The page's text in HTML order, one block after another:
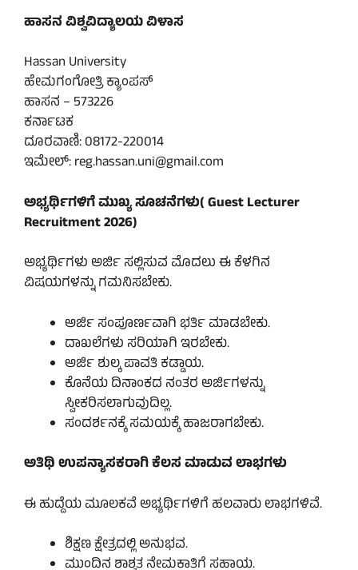
ಹಾಸನ ವಿಶ್ವವಿದ್ಯಾಲಯ ವಿಳಾಸ
Hassan University
ಹೇಮಗಂಗೋತ್ರಿ ಕ್ಯಾಂಪಸ್
ಹಾಸನ – 573226
ಕರ್ನಾಟಕ
ದೂರವಾಣಿ: 08172-220014
ಇಮೇಲ್: reg.hassan.uni@gmail.com
ಅಭ್ಯರ್ಥಿಗಳಿಗೆ ಮುಖ್ಯ ಸೂಚನೆಗಳು( Guest Lecturer
Recruitment 2026)
ಅಭ್ಯರ್ಥಿಗಳು ಅರ್ಜಿ ಸಲ್ಲಿಸುವ ಮೊದಲು ಈ ಕೆಳಗಿನ
ವಿಷಯಗಳನ್ನು ಗಮನಿಸಬೇಕು.
ಅರ್ಜಿ ಸಂಪೂರ್ಣವಾಗಿ ಭರ್ತಿ ಮಾಡಬೇಕು.
ದಾಖಲೆಗಳು ಸರಿಯಾಗಿ ಇರಬೇಕು.
ಅರ್ಜಿ ಶುಲ್ಕ ಪಾವತಿ ಕಡ್ಡಾಯ.
ಕೊನೆಯ ದಿನಾಂಕದ ನಂತರ ಅರ್ಜಿಗಳನ್ನು
ಸ್ವೀಕರಿಸಲಾಗುವುದಿಲ್ಲ.
ಸಂದರ್ಶನಕ್ಕೆ ಸಮಯಕ್ಕೆ ಹಾಜರಾಗಬೇಕು.
ಅತಿಥಿ ಉಪನ್ಯಾಸಕರಾಗಿ ಕೆಲಸ ಮಾಡುವ ಲಾಭಗಳು
ಈ ಹುದ್ದೆಯ ಮೂಲಕವೆ ಅಭ್ಯರ್ಥಿಗಳಿಗೆ ಹಲವಾರು ಲಾಭಗಳಿವೆ.
ಶಿಕ್ಷಣ ಕ್ಷೇತ್ರದಲ್ಲಿ ಅನುಭವ.
ಮುಂದಿನ ಶಾಶ್ವತ ನೇಮಕಾತಿಗೆ ಸಹಾಯ.